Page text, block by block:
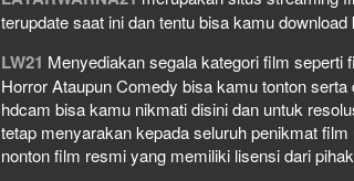
terupdate saat ini dan tentu bisa kamu
LW21 Menyediakan segala kategori film seperti
Horror Ataupun Comedy bisa kamu tonton
hdcam bisa kamu nikmati disini dan untuk
tetap menyarakan kepada seluruh penikmat
nonton film resmi yang memiliki lisensi dari